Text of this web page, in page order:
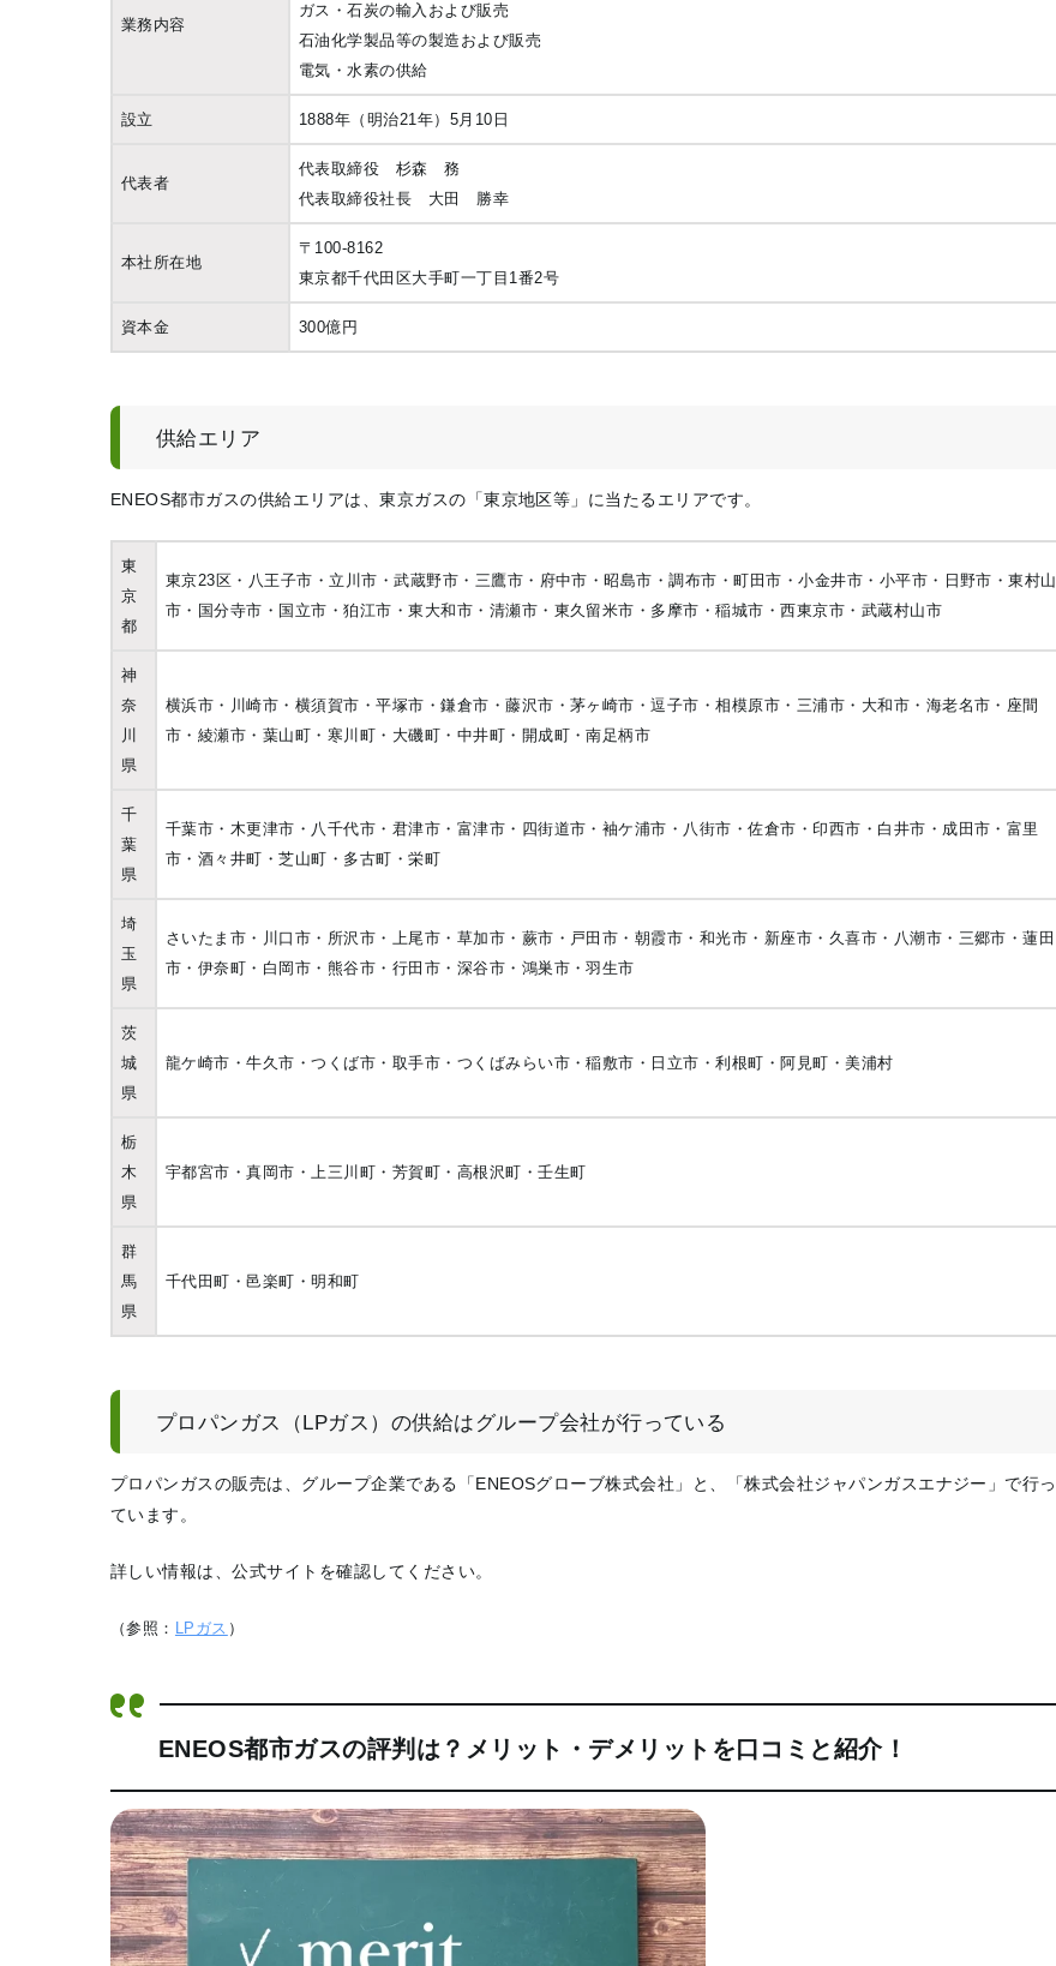
業務内容
ガス・石炭の輸入および販売
石油化学製品等の製造および販売
電気・水素の供給
設立 1888年（明治21年）5月10日
代表者
代表取締役 杉森 務
代表取締役社長 大田 勝幸
本社所在地
〒100-8162
東京都千代田区大手町一丁目1番2号
資本金 300億円
供給エリア
ENEOS都市ガスの供給エリアは、東京ガスの「東京地区等」に当たるエリアです。
東
京
都
東京23区・八王子市・立川市・武蔵野市・三鷹市・府中市・昭島市・調布市・町田市・小金井市・小平市・日野市・東村山
市・国分寺市・国立市・狛江市・東大和市・清瀬市・東久留米市・多摩市・稲城市・西東京市・武蔵村山市
神
奈
川
県
横浜市・川崎市・横須賀市・平塚市・鎌倉市・藤沢市・茅ヶ崎市・逗子市・相模原市・三浦市・大和市・海老名市・座間
市・綾瀬市・葉山町・寒川町・大磯町・中井町・開成町・南足柄市
千
葉
県
千葉市・木更津市・八千代市・君津市・富津市・四街道市・袖ケ浦市・八街市・佐倉市・印西市・白井市・成田市・富里
市・酒々井町・芝山町・多古町・栄町
埼
玉
県
さいたま市・川口市・所沢市・上尾市・草加市・蕨市・戸田市・朝霞市・和光市・新座市・久喜市・八潮市・三郷市・蓮田
市・伊奈町・白岡市・熊谷市・行田市・深谷市・鴻巣市・羽生市
茨
城
県
龍ケ崎市・牛久市・つくば市・取手市・つくばみらい市・稲敷市・日立市・利根町・阿見町・美浦村
栃
木
県
宇都宮市・真岡市・上三川町・芳賀町・高根沢町・壬生町
群
馬
県
千代田町・邑楽町・明和町
プロパンガス（LPガス）の供給はグループ会社が行っている
プロパンガスの販売は、グループ企業である「ENEOSグローブ株式会社」と、「株式会社ジャパンガスエナジー」で行っ
ています。
詳しい情報は、公式サイトを確認してください。
（参照： LPガス ）
ENEOS都市ガスの評判は？メリット・デメリットを口コミと紹介！